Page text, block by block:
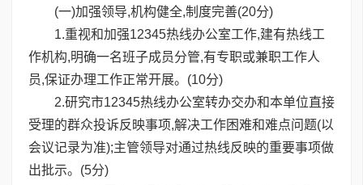
(一)加强领导,机构健全,制度完善(20分)
1.重视和加强12345热线办公室工作,建有热线工
作机构,明确一名班子成员分管,有专职或兼职工作人
员,保证办理工作正常开展。(10分)
2.研究市12345热线办公室转办交办和本单位直接
受理的群众投诉反映事项,解决工作困难和难点问题(以
会议记录为准);主管领导对通过热线反映的重要事项做
出批示。(5分)